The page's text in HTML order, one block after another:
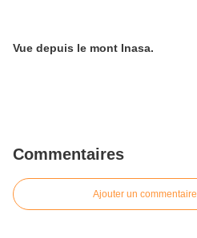
Vue depuis le mont Inasa.
Commentaires
Ajouter un commentaire